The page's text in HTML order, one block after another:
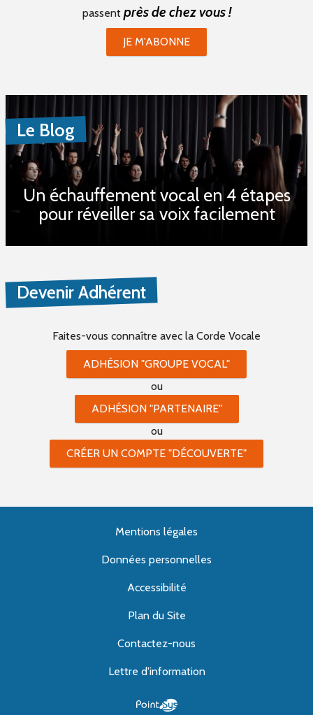
passent près de chez vous !
JE M'ABONNE
Le Blog
Un échauffement vocal en 4 étapes
pour réveiller sa voix facilement
Devenir Adhérent
Faites-vous connaître avec la Corde Vocale
ADHÉSION "GROUPE VOCAL"
ou
ADHÉSION "PARTENAIRE"
ou
CRÉER UN COMPTE "DÉCOUVERTE"
Mentions légales
Données personnelles
Accessibilité
Plan du Site
Contactez-nous
Lettre d'information